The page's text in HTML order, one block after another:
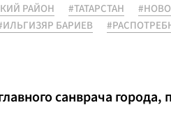
РАЙОН #ТАТАРСТАН
БАРИЕВ
санврача города,